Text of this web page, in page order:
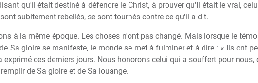
qu'il était destiné à défendre le Christ, à prouver qu'Il était le vrai,
subitement rebellés, se sont tournés contre ce qu'il a dit.
à la même époque. Les choses n'ont pas changé. Mais lorsque le
Sa gloire se manifeste, le monde se met à fulminer et à dire : « Ils ont
exprimé ces derniers jours. Nous honorons celui qui a souffert pour
de Sa gloire et de Sa louange.